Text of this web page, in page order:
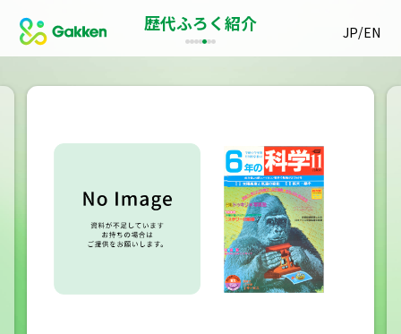
JP/EN
歴代ふろく紹介